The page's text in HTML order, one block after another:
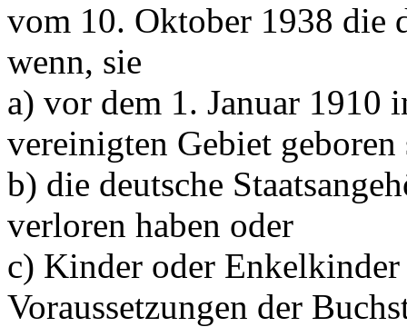
vom 10. Oktober 1938 die
wenn, sie
a) vor dem 1. Januar 1910
vereinigten Gebiet geboren
b) die deutsche
verloren haben oder
c) Kinder oder
Voraussetzungen der